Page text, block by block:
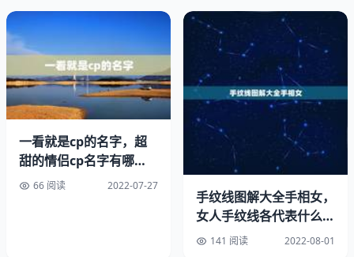
人，但他们的身份仍然只是奴隶。可悲啊！拥有白色皮肤的
人为何心却狠得像黑色的恶？他们只知道自己是个人，需要
他人的尊重，但却把黑人当作了一件任人买卖欺凌的商品。
为什么不过是肤色不一样，他们的命运就要有如此的天壤之
别呢？黑人与白人到底存在什么样的差距，为何黑人就要成
为白人的奴隶呢？从书中主人公汤姆——一个可敬的黑人身
上，我丝毫没有看出白人与黑人的差距，反而看出了汤姆的
吃苦耐劳，精明能干，可以说他比任何一个白人都能干。
同样是人，为什么白人就可以随意凌驾于黑人之上，白人有
什么理由剥夺黑人的自由?总之我没有找到能证明这一切的
理由。相反我又一次从汤姆大叔身上看到了一些白人所没有
一看就是cp的名字，超
甜的情侣cp名字有哪
些？66 阅读 2022-07-27
手纹线图解大全手相女，
女人手纹线各代表什么图
解 141 阅读 2022-08-01